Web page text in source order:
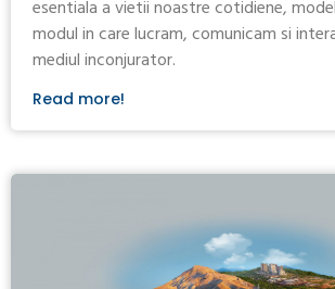
esentiala a vietii noastre cotidiene,
modul in care lucram, comunicam si
mediul inconjurator.
Read more!